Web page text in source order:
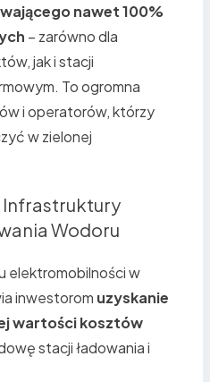
nawet 100%
– zarówno dla
jak i stacji
To ogromna
i operatorów, którzy
w zielonej
Infrastruktury
Wodoru
elektromobilności w
inwestorom uzyskanie
wartości kosztów
stacji ładowania i